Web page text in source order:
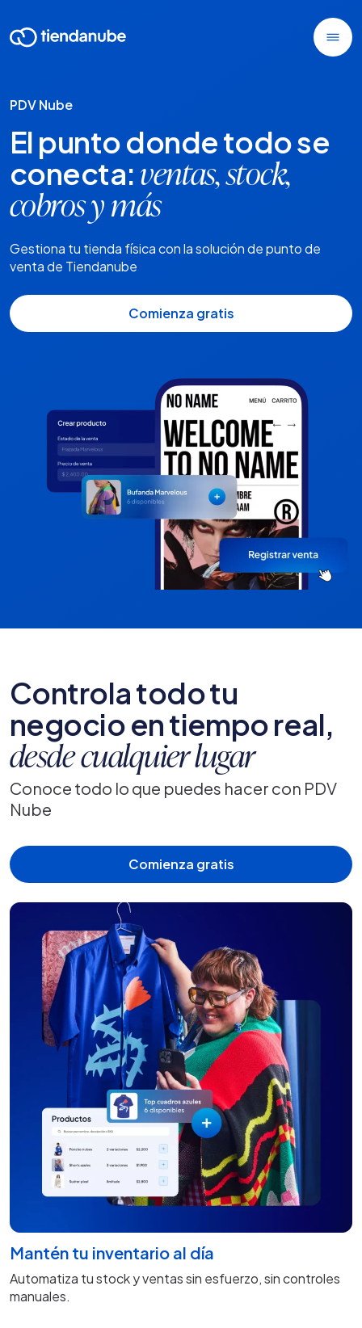
PDV Nube
El punto donde todo se
conecta: ventas, stock,
cobros y más
Gestiona tu tienda física con la solución de punto de
venta de Tiendanube
Comienza gratis
Controla todo tu
negocio en tiempo real,
desde cualquier lugar
Conoce todo lo que puedes hacer con PDV
Nube
Comienza gratis
Mantén tu inventario al día
Automatiza tu stock y ventas sin esfuerzo, sin controles
manuales.